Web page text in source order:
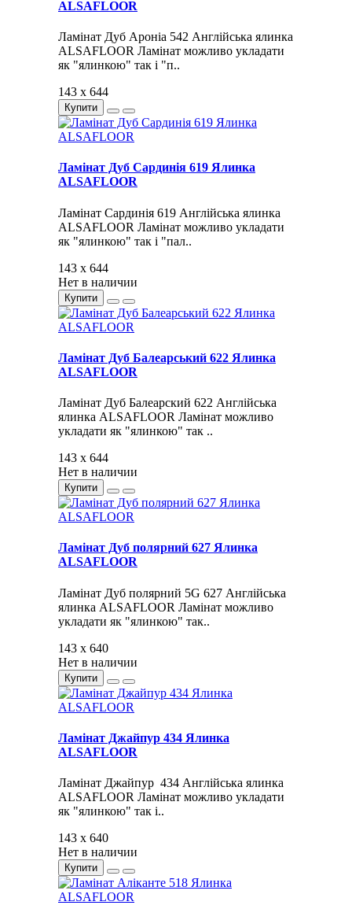
ALSAFLOOR
Ламінат Дуб Ароніа 542 Англійська ялинка
ALSAFLOOR Ламінат можливо укладати
як "ялинкою" так і "п..
143 x 644
Купити
Ламінат Дуб Сардинія 619 Ялинка
ALSAFLOOR
Ламінат Сардинія 619 Англійська ялинка
ALSAFLOOR Ламінат можливо укладати
як "ялинкою" так і "пал..
143 x 644
Нет в наличии
Купити
Ламінат Дуб Балеарський 622 Ялинка
ALSAFLOOR
Ламінат Дуб Балеарский 622 Англійська
ялинка ALSAFLOOR Ламінат можливо
укладати як "ялинкою" так ..
143 x 644
Нет в наличии
Купити
Ламінат Дуб полярний 627 Ялинка
ALSAFLOOR
Ламінат Дуб полярний 5G 627 Англійська
ялинка ALSAFLOOR Ламінат можливо
укладати як "ялинкою" так..
143 x 640
Нет в наличии
Купити
Ламінат Джайпур 434 Ялинка
ALSAFLOOR
Ламінат Джайпур 434 Англійська ялинка
ALSAFLOOR Ламінат можливо укладати
як "ялинкою" так і..
143 x 640
Нет в наличии
Купити